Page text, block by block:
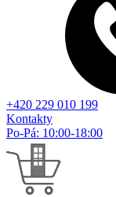
+420 229 010 199
Kontakty
Po-Pá: 10:00-18:00